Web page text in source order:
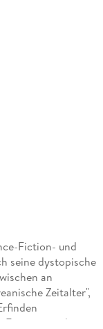
Fiction- und
seine dystopische
an
Zeitalter",
Fantasy- und